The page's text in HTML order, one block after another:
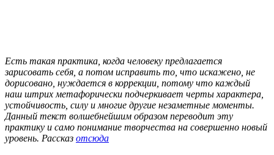
Есть такая практика, когда человеку предлагается
зарисовать себя, а потом исправить то, что искажено, не
дорисовано, нуждается в коррекции, потому что каждый
наш штрих метафорически подчеркивает черты характера,
устойчивость, силу и многие другие незаметные моменты.
Данный текст волшебнейшим образом переводит эту
практику и само понимание творчества на совершенно новый
уровень. Рассказ отсюда